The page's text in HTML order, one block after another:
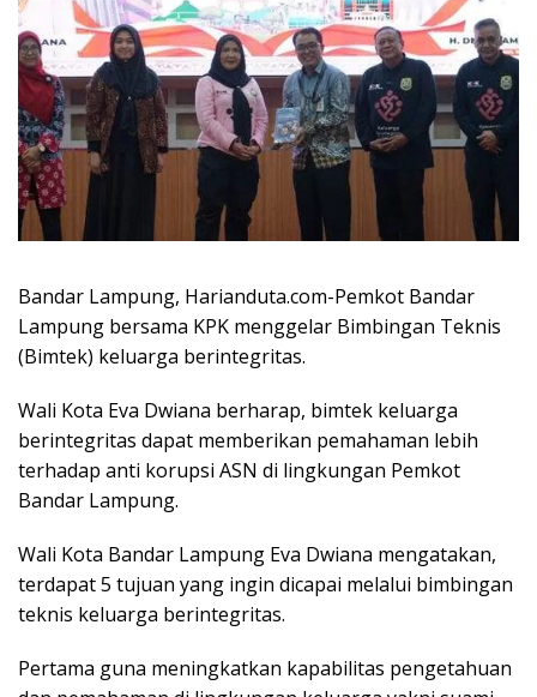
Bandar Lampung, Harianduta.com-Pemkot Bandar
Lampung bersama KPK menggelar Bimbingan Teknis
(Bimtek) keluarga berintegritas.
Wali Kota Eva Dwiana berharap, bimtek keluarga
berintegritas dapat memberikan pemahaman lebih
terhadap anti korupsi ASN di lingkungan Pemkot
Bandar Lampung.
Wali Kota Bandar Lampung Eva Dwiana mengatakan,
terdapat 5 tujuan yang ingin dicapai melalui bimbingan
teknis keluarga berintegritas.
Pertama guna meningkatkan kapabilitas pengetahuan